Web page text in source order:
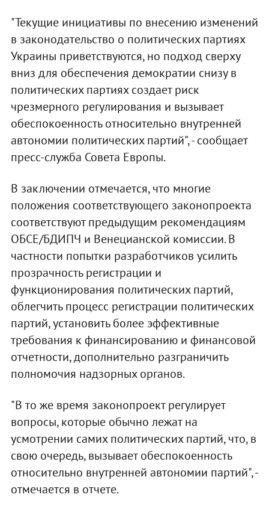
"Текущие инициативы по внесению изменений
в законодательство о политических партиях
Украины приветствуются, но подход сверху
вниз для обеспечения демократии снизу в
политических партиях создает риск
чрезмерного регулирования и вызывает
обеспокоенность относительно внутренней
автономии политических партий", - сообщает
пресс-служба Совета Европы.
В заключении отмечается, что многие
положения соответствующего законопроекта
соответствуют предыдущим рекомендациям
ОБСЕ/БДИПЧ и Венецианской комиссии. В
частности попытки разработчиков усилить
прозрачность регистрации и
функционирования политических партий,
облегчить процесс регистрации политических
партий, установить более эффективные
требования к финансированию и финансовой
отчетности, дополнительно разграничить
полномочия надзорных органов.
"В то же время законопроект регулирует
вопросы, которые обычно лежат на
усмотрении самих политических партий, что, в
свою очередь, вызывает обеспокоенность
относительно внутренней автономии партий", -
отмечается в отчете.